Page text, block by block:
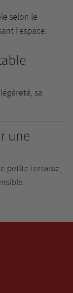
selon le
l’espace.
sa
une
petite terrasse,